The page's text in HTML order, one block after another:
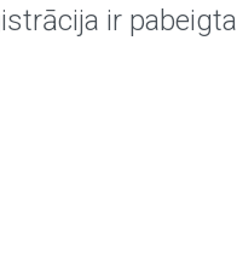
ir pabeigta